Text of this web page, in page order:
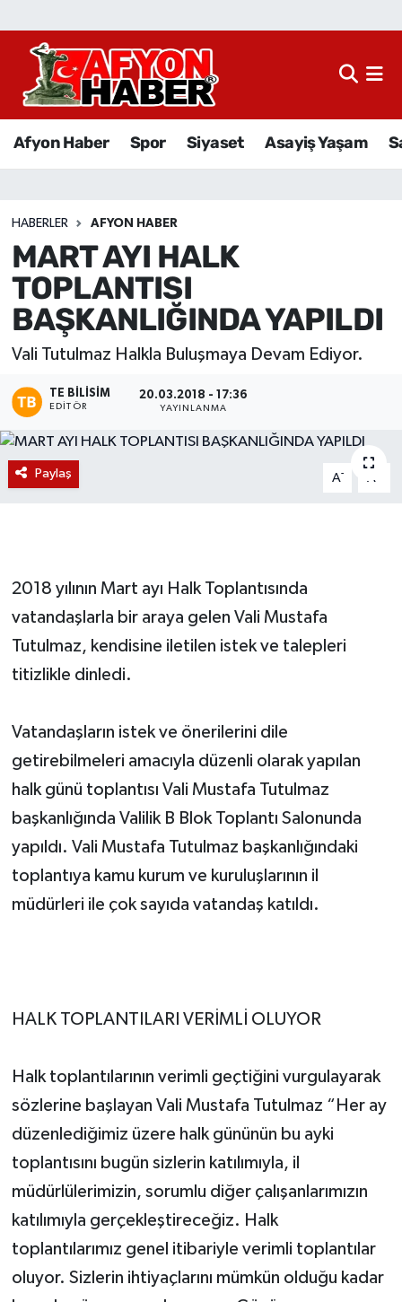
Afyon Haber Spor Siyaset Asayiş Yaşam
HABERLER AFYON HABER
MART AYI HALK
TOPLANTISI
BAŞKANLIĞINDA YAPILDI
Vali Tutulmaz Halkla Buluşmaya Devam Ediyor.
TE BILISIM
EDITÖR
20.03.2018 - 17:36
YAYINLANMA
Paylaş A- A
2018 yılının Mart ayı Halk Toplantısında
vatandaşlarla bir araya gelen Vali Mustafa
Tutulmaz, kendisine iletilen istek ve talepleri
titizlikle dinledi.
Vatandaşların istek ve önerilerini dile
getirebilmeleri amacıyla düzenli olarak yapılan
halk günü toplantısı Vali Mustafa Tutulmaz
başkanlığında Valilik B Blok Toplantı Salonunda
yapıldı. Vali Mustafa Tutulmaz başkanlığındaki
toplantıya kamu kurum ve kuruluşlarının il
müdürleri ile çok sayıda vatandaş katıldı.
HALK TOPLANTILARI VERİMLİ OLUYOR
Halk toplantılarının verimli geçtiğini vurgulayarak
sözlerine başlayan Vali Mustafa Tutulmaz “Her ay
düzenlediğimiz üzere halk gününün bu ayki
toplantısını bugün sizlerin katılımıyla, il
müdürlülerimizin, sorumlu diğer çalışanlarımızın
katılımıyla gerçekleştireceğiz. Halk
toplantılarımız genel itibariyle verimli toplantılar
oluyor. Sizlerin ihtiyaçlarını mümkün olduğu kadar
Afyon Haber
Sağlık
Eğitim
Sivil Toplum
Ekonomi
Magazin
Etkinlikler